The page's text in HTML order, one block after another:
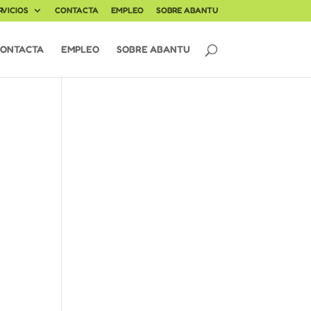
CONTACTA EMPLEO SOBRE ABANTU
EMPLEO SOBRE ABANTU